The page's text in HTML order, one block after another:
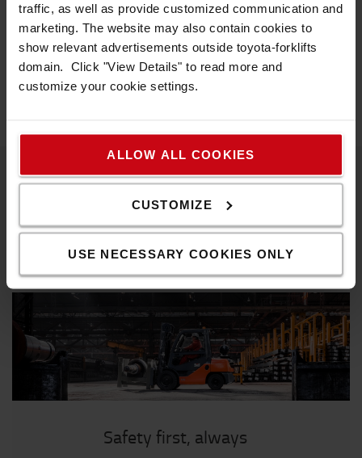
traffic, as well as provide customized communication and
marketing. The website may also contain cookies to
show relevant advertisements outside toyota-forklifts
domain. Click "View Details" to read more and
customize your cookie settings.
ALLOW ALL COOKIES
CUSTOMIZE
USE NECESSARY COOKIES ONLY
Använd endast gaffelförlängningar med intakta låsbultar.
Specifikation
Längd:21 cm
Popular accessories
Safety first, always